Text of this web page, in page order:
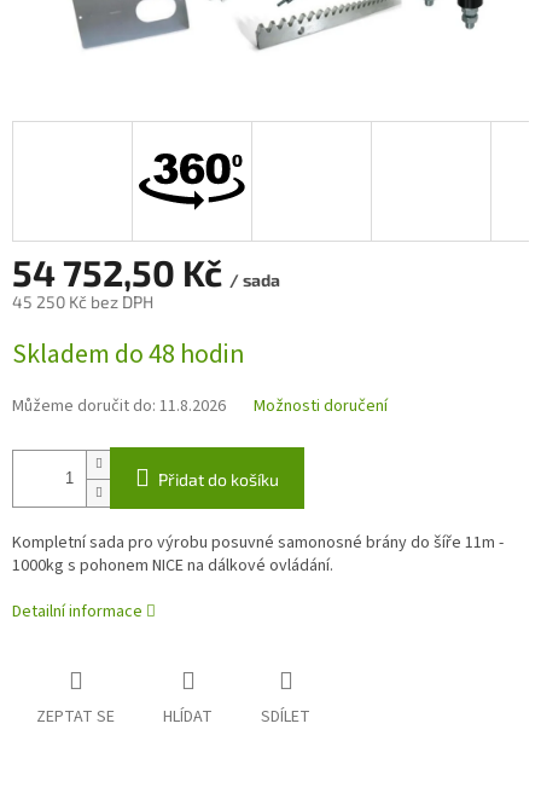
54 752,50 Kč / sada
45 250 Kč bez DPH
cena:
Skladem do 48 hodin
Můžeme doručit do: 11.8.2026 Možnosti doručení
Přidat do košíku
Kompletní sada pro výrobu posuvné samonosné brány do šíře 11m -
1000kg s pohonem NICE na dálkové ovládání.
Detailní informace
ZEPTAT SE HLÍDAT SDÍLET